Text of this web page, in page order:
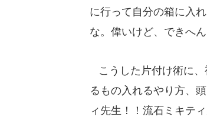
に行って自分の箱に入
な。偉いけど、できへ
こうした片付け術に、
るもの入れるやり方、
ィ先生！！流石ミキテ